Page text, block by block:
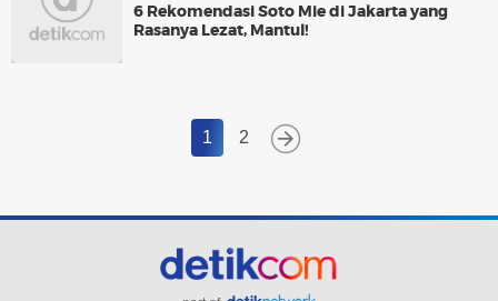
6 Rekomendasi Soto Mie di Jakarta yang
Rasanya Lezat, Mantul!
1 2